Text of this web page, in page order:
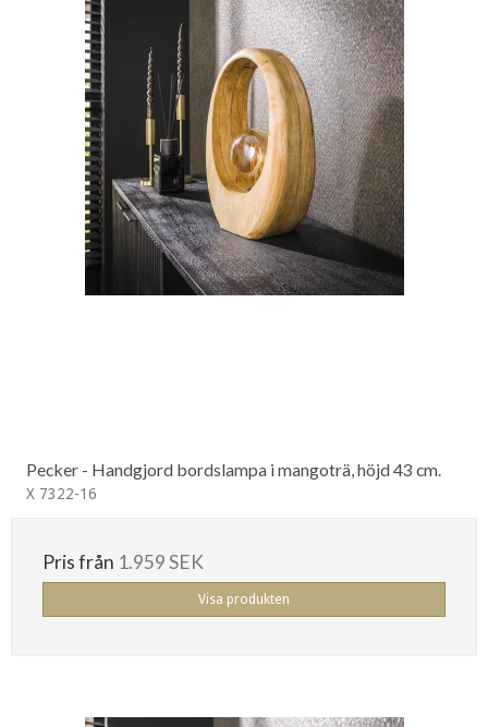
Pecker - Handgjord bordslampa i mangoträ, höjd 43 cm.
X 7322-16
Pris från 1.959 SEK
Visa produkten